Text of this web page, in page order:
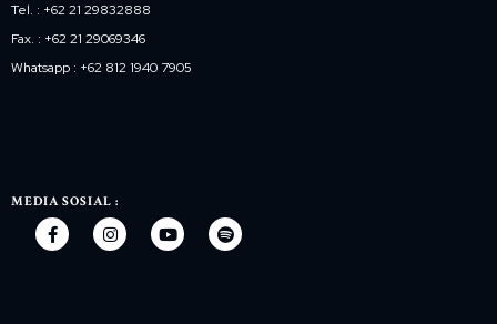
Tel. : +62 21 29832888
Fax. : +62 21 29069346
Whatsapp : +62 812 1940 7905
MEDIA SOSIAL :